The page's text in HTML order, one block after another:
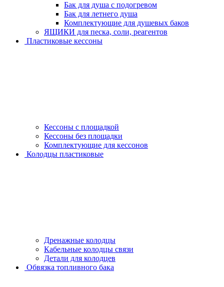
Бак для душа с подогревом
Бак для летнего душа
Комплектующие для душевых баков
ЯЩИКИ для песка, соли, реагентов
Пластиковые кессоны
Кессоны с площадкой
Кессоны без площадки
Комплектующие для кессонов
Колодцы пластиковые
Дренажные колодцы
Кабельные колодцы связи
Детали для колодцев
Обвязка топливного бака